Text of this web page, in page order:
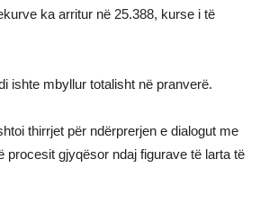
ka arritur në 25.388, kurse i të
ishte mbyllur totalisht në pranverë.
thirrjet për ndërprerjen e dialogut me
procesit gjyqësor ndaj figurave të larta të